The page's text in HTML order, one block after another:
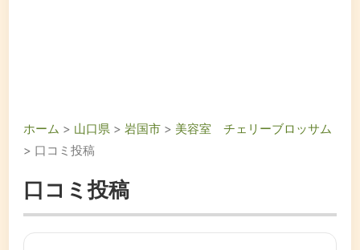
ホーム > 山口県 >岩国市 > 美容室 チェリーブロッサム
> 口コミ投稿
口コミ投稿